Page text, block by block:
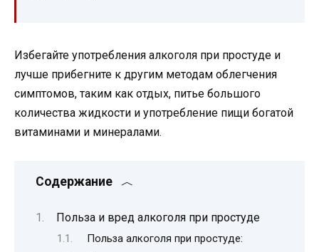
Избегайте употребления алкоголя при простуде и
лучше прибегните к другим методам облегчения
симптомов, таким как отдых, питье большого
количества жидкости и употребление пищи богатой
витаминами и минералами.
Содержание
Польза и вред алкоголя при простуде
Польза алкоголя при простуде: